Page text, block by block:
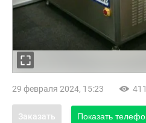
29 февраля 2024, 15:23
Заказать Показать